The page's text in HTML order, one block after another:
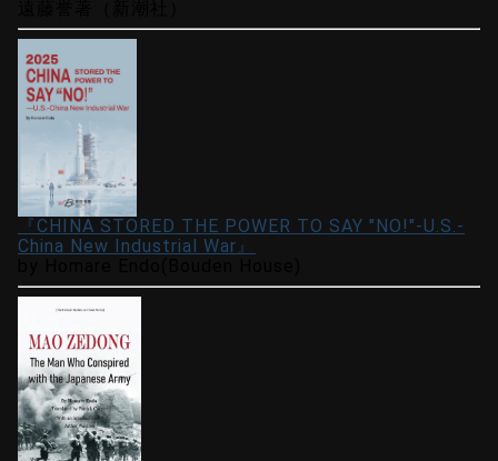
『CHINA STORED THE POWER TO SAY "NO!"-U.S.-
China New Industrial War』